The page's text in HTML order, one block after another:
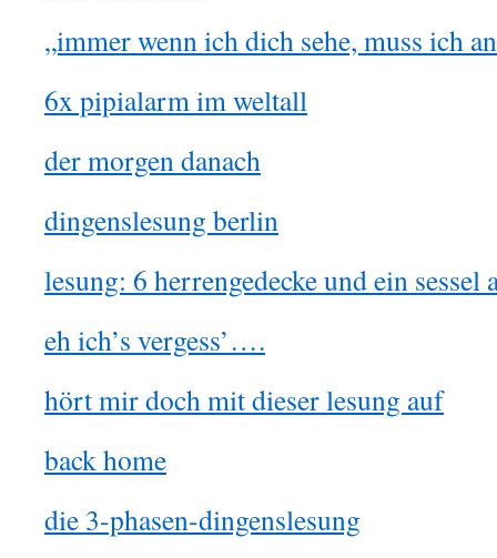
„immer wenn ich dich sehe, muss ich
6x pipialarm im weltall
der morgen danach
dingenslesung berlin
lesung: 6 herrengedecke und ein sessel
eh ich’s vergess’….
hört mir doch mit dieser lesung auf
back home
die 3-phasen-dingenslesung